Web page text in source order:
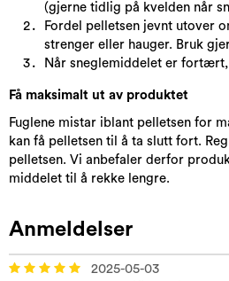
(gjerne tidlig på kvelden når
Fordel pelletsen jevnt utover
strenger eller hauger. Bruk
Når sneglemiddelet er
Få maksimalt ut av produktet
Fuglene mistar iblant pelletsen for
kan få pelletsen til å ta slutt fort.
pelletsen. Vi anbefaler derfor
middelet til å rekke lengre.
Anmeldelser
2025-05-03